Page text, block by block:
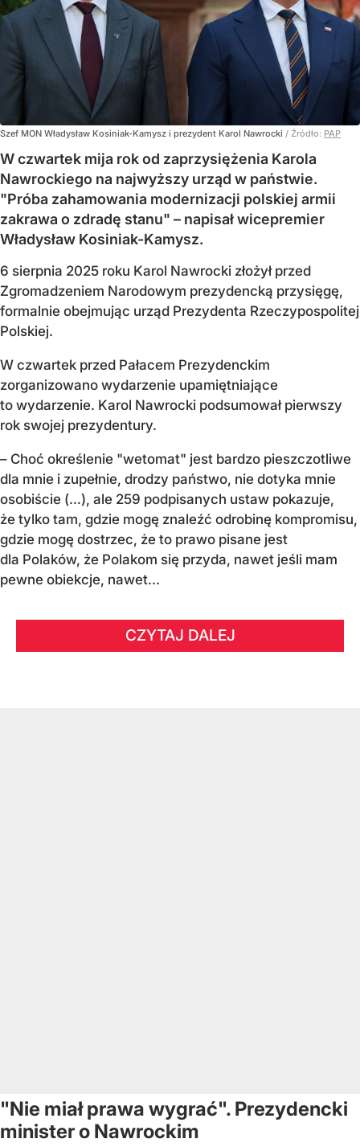
Szef MON Władysław Kosiniak-Kamysz i prezydent Karol Nawrocki / Źródło: PAP
W czwartek mija rok od zaprzysiężenia Karola
Nawrockiego na najwyższy urząd w państwie.
"Próba zahamowania modernizacji polskiej armii
zakrawa o zdradę stanu" – napisał wicepremier
Władysław Kosiniak-Kamysz.
6 sierpnia 2025 roku Karol Nawrocki złożył przed
Zgromadzeniem Narodowym prezydencką przysięgę,
formalnie obejmując urząd Prezydenta Rzeczypospolitej
Polskiej.
W czwartek przed Pałacem Prezydenckim
zorganizowano wydarzenie upamiętniające
to wydarzenie. Karol Nawrocki podsumował pierwszy
rok swojej prezydentury.
– Choć określenie "wetomat" jest bardzo pieszczotliwe
dla mnie i zupełnie, drodzy państwo, nie dotyka mnie
osobiście (…), ale 259 podpisanych ustaw pokazuje,
że tylko tam, gdzie mogę znaleźć odrobinę kompromisu,
gdzie mogę dostrzec, że to prawo pisane jest
dla Polaków, że Polakom się przyda, nawet jeśli mam
pewne obiekcje, nawet...
CZYTAJ DALEJ
"Nie miał prawa wygrać". Prezydencki
minister o Nawrockim